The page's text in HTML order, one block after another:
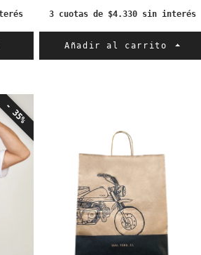
3 cuotas de $4.330 sin interés
Añadir al carrito
- 35%